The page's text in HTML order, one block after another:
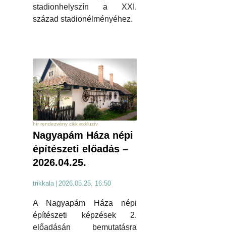
stadionhelyszín a XXI.
század stadionélményéhez.
hír rendezvény cikk exkluzív
Nagyapám Háza népi
építészeti előadás –
2026.04.25.
trikkala 2026.05.25. 16:50
A Nagyapám Háza népi
építészeti képzések 2.
előadásán bemutatásra